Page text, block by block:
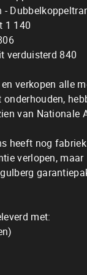
1 140
verduisterd 840
verkopen alle
van Nationale
heeft nog
verlopen,
met: